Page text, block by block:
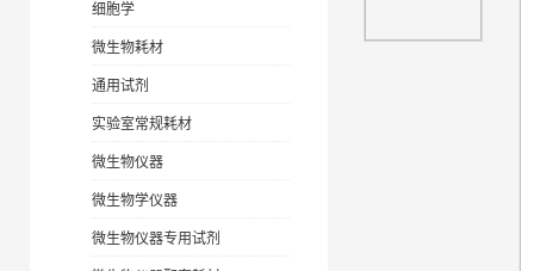
细胞学
微生物耗材
通用试剂
实验室常规耗材
微生物仪器
微生物学仪器
微生物仪器专用试剂